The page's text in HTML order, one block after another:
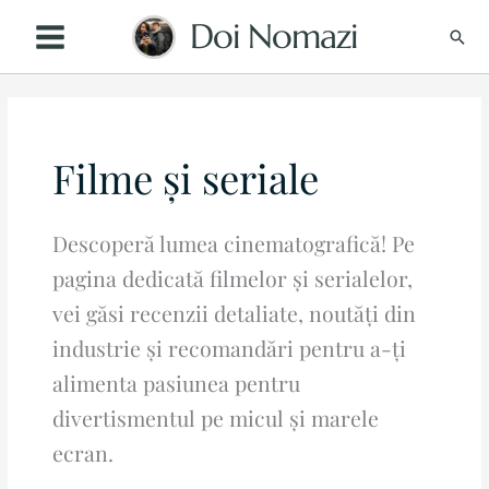
Doi Nomazi
Filme și seriale
Descoperă lumea cinematografică! Pe
pagina dedicată filmelor și serialelor,
vei găsi recenzii detaliate, noutăți din
industrie și recomandări pentru a-ți
alimenta pasiunea pentru
divertismentul pe micul și marele
ecran.